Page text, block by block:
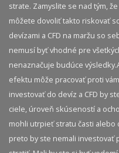
strate. Zamyslite se nad tým,
môžete dovoliť takto riskovať
devízami a CFD na maržu so
nemusí byť vhodné pre
nenaznačuje budúce
efektu môže pracovať proti
investovať do devíz a CFD by
ciele, úroveň skúseností a
mohli utrpieť stratu časti alebo
preto by ste nemali